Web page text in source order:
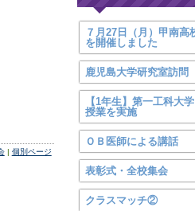
| 個別ページ
７月27日（月）甲南高
を開催しました
鹿児島大学研究室訪問
【1年生】第一工科大
授業を実施
ＯＢ医師による講話
表彰式・全校集会
クラスマッチ②